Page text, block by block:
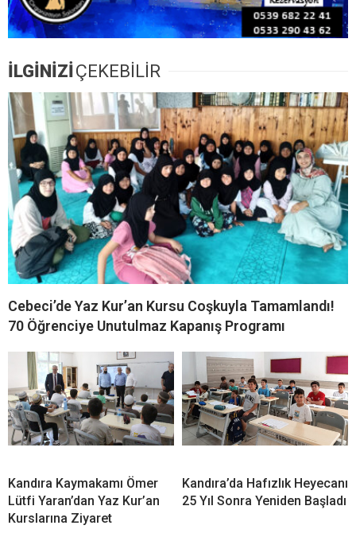
İLGİNİZİÇEKEBİLİR
Cebeci’de Yaz Kur’an Kursu Coşkuyla Tamamlandı!
70 Öğrenciye Unutulmaz Kapanış Programı
Kandıra Kaymakamı Ömer
Lütfi Yaran’dan Yaz Kur’an
Kurslarına Ziyaret
Kandıra’da Hafızlık Heyecanı
25 Yıl Sonra Yeniden Başladı